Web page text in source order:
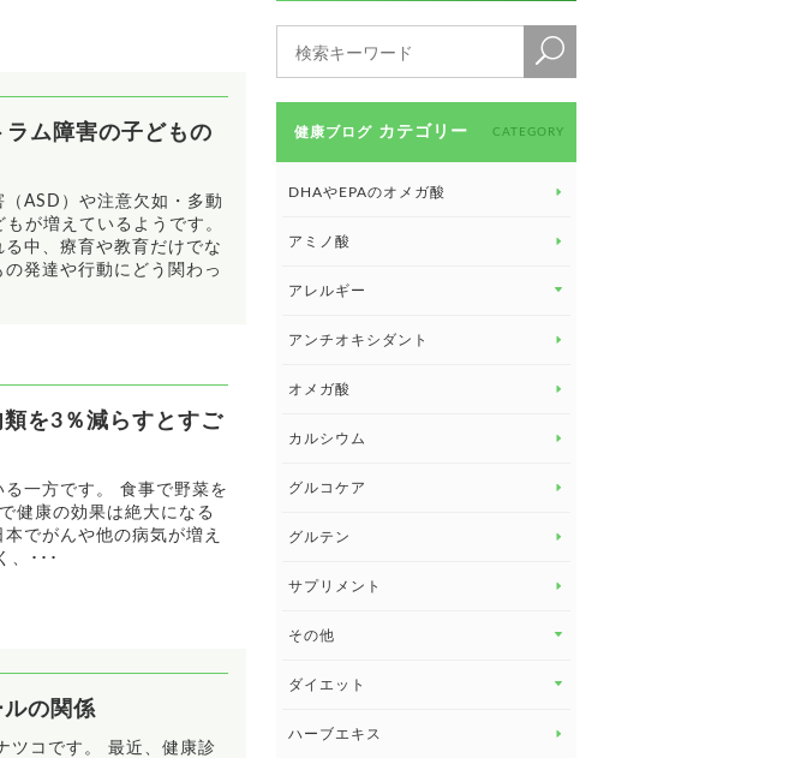
ム障害の子どもの
ASD）や注意欠如・多動
が増えているようです。
中、療育や教育だけでな
発達や行動にどう関わっ
を3％減らすとすご
一方です。 食事で野菜を
健康の効果は絶大になる
でがんや他の病気が増え
、･･･
ルの関係
ツコです。 最近、健康診
健康ブログ カテゴリー CATEGORY
DHAやEPAのオメガ酸
アミノ酸
アレルギー
アレルギー トップ
アンチオキシダント
オメガ酸
カルシウム
グルコケア
グルテン
サプリメント
その他
その他 トップ
ダイエット
ダイエット トップ
ハーブエキス